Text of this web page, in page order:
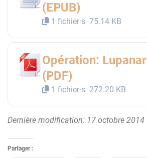
(EPUB)
1 fichier·s 75.14 KB
Opération: Lupanar
(PDF)
1 fichier·s 272.20 KB
Dernière modification: 17 octobre 2014
Partager :